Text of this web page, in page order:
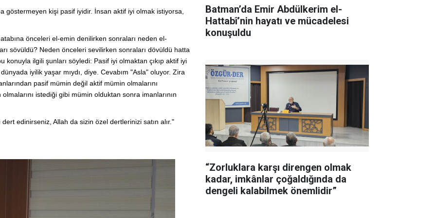
kişi pasif iyidir. İnsan aktif iyi olmak istiyorsa,
önceleri el-emin denilirken sonraları neden el-
sövüldü? Neden önceleri sevilirken sonraları dövüldü hatta
konuyla ilgili şunları söyledi: Pasif iyi olmaktan çıkıp aktif iyi
iyilik yaşar mıydı, diye. Cevabım "Asla" oluyor. Zira
pasif mümin değil aktif mümin olmalarını
istediği gibi mümin olduktan sonra imanlarının
edinirseniz, Allah da sizin özel dertlerinizi satın alır."
Batman’da Emir Abdülkerim el-
Hattabî’nin hayatı ve mücadelesi
konuşuldu
“Zorluklara karşı direngen olmak
kadar, imkânlar çoğaldığında da
dengeli kalabilmek önemlidir”